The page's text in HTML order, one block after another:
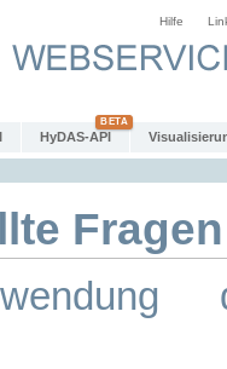
Hilfe
HyDAS-API